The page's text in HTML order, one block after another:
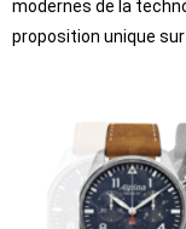
modernes de la
proposition unique sur